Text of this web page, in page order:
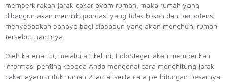
memperkirakan jarak cakar ayam rumah, maka rumah yang
dibangun akan memiliki pondasi yang tidak kokoh dan berpotensi
menyebabkan bahaya bagi siapapun yang akan menghuni rumah
tersebut nantinya.
Oleh karena itu, melalui artikel ini, IndoSteger akan memberikan
informasi penting kepada Anda mengenai cara menghitung jarak
cakar ayam untuk rumah 2 lantai serta cara perhitungan besarnya